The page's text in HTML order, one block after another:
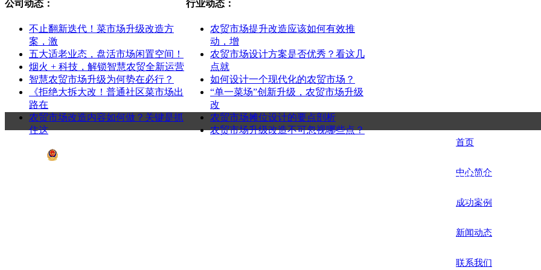
公司动态：
不止翻新迭代！菜市场升级改造方
案，激
五大适老业态，盘活市场闲置空间！
烟火 + 科技，解锁智慧农贸全新运营
智慧农贸市场升级为何势在必行？
《拒绝大拆大改！普通社区菜市场出
路在
农贸市场改造内容如何做？关键是抓
住这
行业动态：
农贸市场提升改造应该如何有效推
动，增
农贸市场设计方案是否优秀？看这几
点就
如何设计一个现代化的农贸市场？
“单一菜场”创新升级，农贸市场升级
改
农贸市场摊位设计的要点剖析
农贸市场升级改造不可忽视哪些点？
首页
中心简介
成功案例
新闻动态
联系我们
联系方式 CONTACT US
地址：杭州市萧山区盈丰街道盈丰